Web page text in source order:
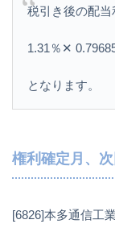
税引き後の配当
1.31％✕
となります。
権利確定月、
[6826]本多通信工